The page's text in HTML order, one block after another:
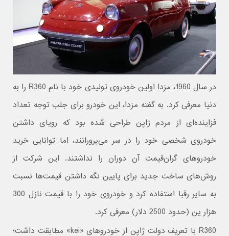
در سال 1960، مزدا اولین خودروی تولیدی خود با نام R360 را به
دنیا معرفی کرد. به گفته مزدا، این خودرو برای جلب توجه تعداد
فزاینده‌ای از مردم ژاپن طراحی شده بود که رویای داشتن
خودروی شخصی خود را در سر می‌پرورانند، اما توانایی خرید
خودروهای گران‌قیمت آن دوران را نداشتند. این شرکت از
روش‌های ساخت جدید برای پایین نگه داشتن قیمت‌ها نسبت
به سایر رقبا استفاده کرد و خودروی خود را با قیمت نازل 300
هزار ین (حدود 2500 دلار) معرفی کرد.
R360 با تعریف دولت ژاپن از خودروهای «kei» مطابقت داشت؛